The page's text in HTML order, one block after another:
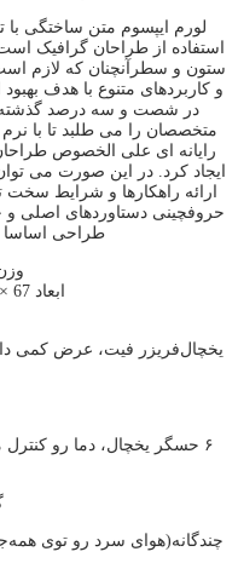
لورم ایپسوم متن ساختگی با
استفاده از طراحان گرافیک
ستون و سطرآنچنان که لازم
و کاربردهای متنوع با هدف
در شصت و سه درصد گذشته،
متخصصان را می طلبد تا با
رایانه ای علی الخصوص
ایجاد کرد. در این صورت می
ارائه راهکارها و شرایط سخت
حروفچینی دستاوردهای اصلی و
طراحی اساسا
ابعاد 67 × 68 × 200 سانتیمتر
یخچال‌فریزر فیت، عرض کمی
۶ حسگر یخچال، دما رو
چندگانه(هوای سرد رو توی